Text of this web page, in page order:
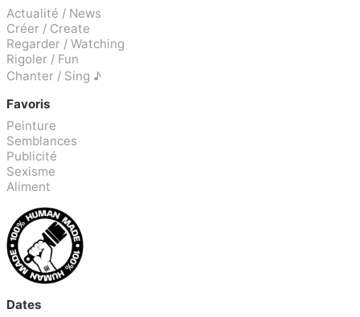
Actualité / News
Créer / Create
Regarder / Watching
Rigoler / Fun
Chanter / Sing ♪
Favoris
Peinture
Semblances
Publicité
Sexisme
Aliment
Dates